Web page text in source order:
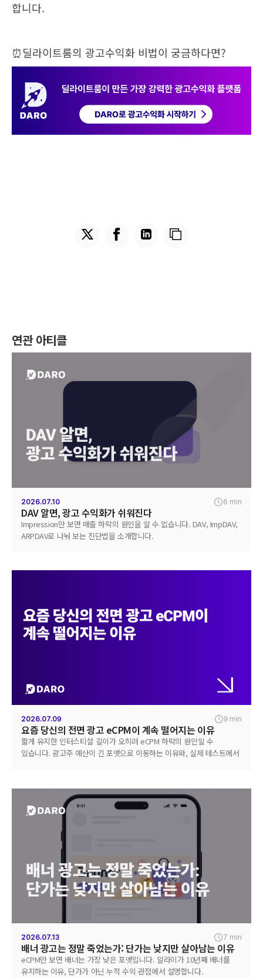
합니다.
⏰딜라이트룸의 광고수익화 비법이 궁금하다면?
연관 아티클
2026.07.10 6 min
DAV 알면, 광고 수익화가 쉬워진다
Impression만 보면 매출 하락의 원인을 알 수 없습니다. DAV, ImpDAV,
ARPDAV로 나눠 보는 진단법을 소개합니다.
2026.07.09 9 min
요즘 당신의 전면 광고 eCPM이 계속 떨어지는 이유
짧게 유지한 인터스티셜 길이가 오히려 eCPM 하락의 원인일 수
있습니다. 광고주 예산이 긴 포맷으로 이동하는 이유와, 실제 테스트에서
2026.07.13 7 min
배너 광고는 정말 죽었는가: 단가는 낮지만 살아남는 이유
eCPM만 보면 배너는 가장 낮은 포맷입니다. 알라미가 10년째 배너를
유지하는 이유, 단가가 아닌 누적 수익 관점에서 설명합니다.